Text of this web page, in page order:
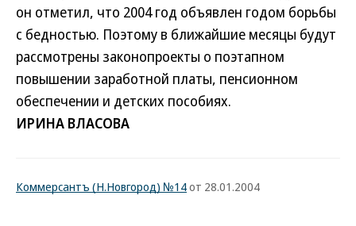
он отметил, что 2004 год объявлен годом борьбы
с бедностью. Поэтому в ближайшие месяцы будут
рассмотрены законопроекты о поэтапном
повышении заработной платы, пенсионном
обеспечении и детских пособиях.
ИРИНА ВЛАСОВА
Коммерсантъ (Н.Новгород) №14от 28.01.2004